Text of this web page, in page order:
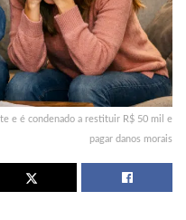
e é condenado a restituir R$ 50 mil e
pagar danos morais